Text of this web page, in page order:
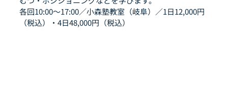
各回10:00〜17:00／小森塾教室（岐阜）／1日12,000円
（税込）・4日48,000円（税込）